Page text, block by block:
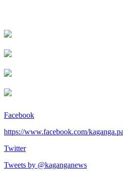
Facebook
https://www.facebook.com/
Twitter
Tweets by @kaganganews